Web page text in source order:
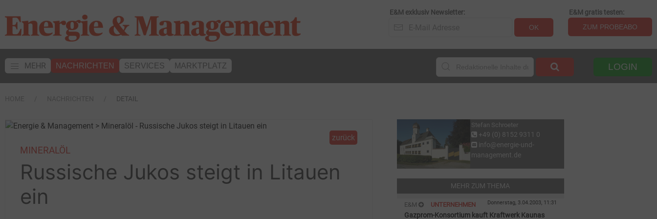
E&M exklusiv Newsletter:
OK
E&M gratis testen:
ZUM PROBEABO
MEHR NACHRICHTEN SERVICES MARKTPLATZ LOGIN
DETAIL
zurück
MINERALÖL
Russische Jukos steigt in Litauen
ein
Stefan Schroeter
+49 (0) 8152 9311 0
info@energie-und-
management.de
MEHR ZUM THEMA
E&M UNTERNEHMEN Donnerstag, 3.04.2003, 11:31
Gazprom-Konsortium kauft Kraftwerk Kaunas